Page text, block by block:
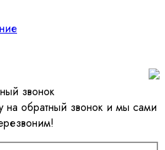
звонок
на обратный звонок и мы сами